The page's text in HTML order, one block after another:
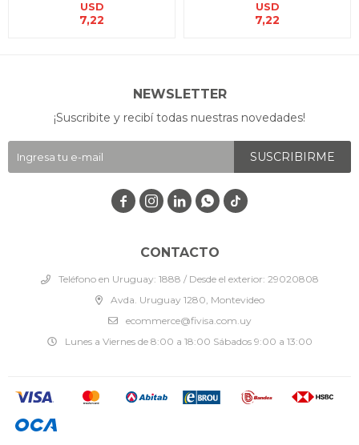
USD
7,22
USD
7,22
CONTACTO
Teléfono en Uruguay: 1888 / Desde el exterior: 29020808
Avda. Uruguay 1280, Montevideo
ecommerce@fivisa.com.uy
Lunes a Viernes de 8:00 a 18:00 Sábados 9:00 a 13:00
NEWSLETTER
¡Suscribite y recibí todas nuestras novedades!
SUSCRIBIRME
   